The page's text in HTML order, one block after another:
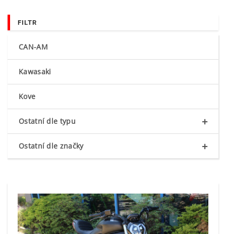
FILTR
CAN-AM
Kawasaki
Kove
+
Ostatní dle typu
+
Ostatní dle značky